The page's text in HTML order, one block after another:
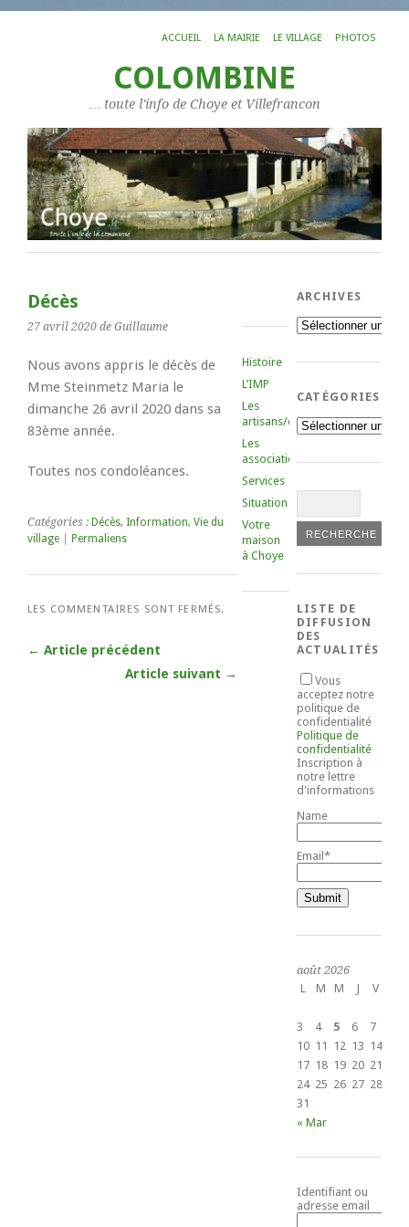
ACCUEIL LA MAIRIE LE VILLAGE PHOTOS
COLOMBINE
… toute l'info de Choye et Villefrancon
Décès
27 avril 2020 de Guillaume
Nous avons appris le décès de
Mme Steinmetz Maria le
dimanche 26 avril 2020 dans sa
83ème année.
Toutes nos condoléances.
Catégories : Décès, Information, Vie du
village
Permaliens
LES COMMENTAIRES SONT FERMÉS.
← Article précédent
Article suivant →
Histoire
L’IMP
Les
artisans/commerçants
Les
associations
Services
Situation
Votre
maison
à Choye
ARCHIVES
Archives
CATÉGORIES
Catégories
LISTE DE
DIFFUSION
DES
ACTUALITÉS
Vous
acceptez notre
politique de
confidentialité
Politique de
confidentialité
Inscription à
notre lettre
d'informations
Name
Email*
août 2026
L
M M J V
3
4 5 6 7
10 11 12 13 14
17 18 19 20 21
24 25 26 27 28
31
« Mar
Identifiant ou
adresse email